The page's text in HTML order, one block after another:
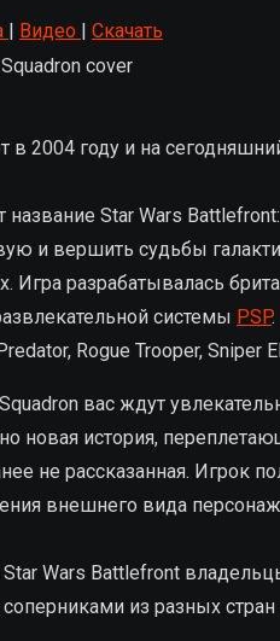
| Видео | Скачать
в 2004 году и на
Star Wars
и вершить судьбы
Игра разрабатывалась
системы PSP.
Rogue Trooper, Sniper
вас ждут
новая история,
не рассказанная. Игрок
внешнего вида
Wars Battlefront
из разных